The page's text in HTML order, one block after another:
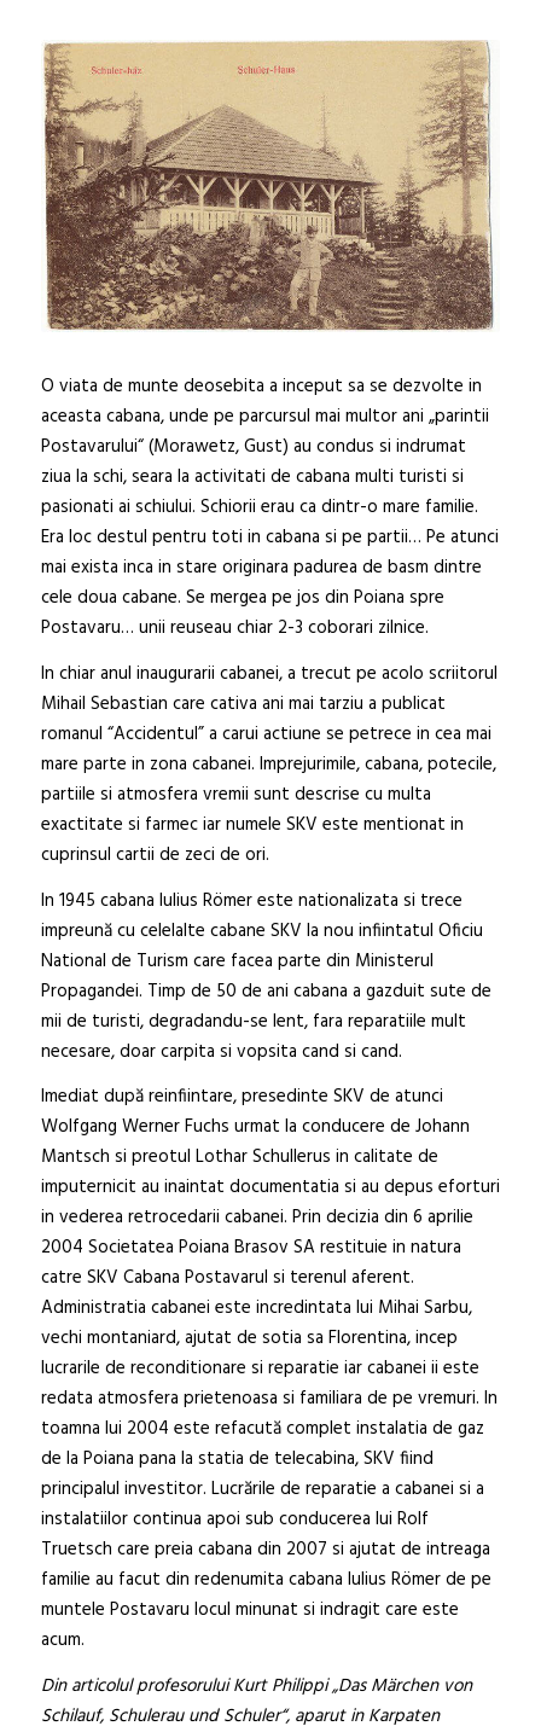
O viata de munte deosebita a inceput sa se dezvolte in
aceasta cabana, unde pe parcursul mai multor ani „parintii
Postavarului“ (Morawetz, Gust) au condus si indrumat
ziua la schi, seara la activitati de cabana multi turisti si
pasionati ai schiului. Schiorii erau ca dintr-o mare familie.
Era loc destul pentru toti in cabana si pe partii… Pe atunci
mai exista inca in stare originara padurea de basm dintre
cele doua cabane. Se mergea pe jos din Poiana spre
Postavaru… unii reuseau chiar 2-3 coborari zilnice.
In chiar anul inaugurarii cabanei, a trecut pe acolo scriitorul
Mihail Sebastian care cativa ani mai tarziu a publicat
romanul “Accidentul” a carui actiune se petrece in cea mai
mare parte in zona cabanei. Imprejurimile, cabana, potecile,
partiile si atmosfera vremii sunt descrise cu multa
exactitate si farmec iar numele SKV este mentionat in
cuprinsul cartii de zeci de ori.
In 1945 cabana Iulius Römer este nationalizata si trece
impreună cu celelalte cabane SKV la nou infiintatul Oficiu
National de Turism care facea parte din Ministerul
Propagandei. Timp de 50 de ani cabana a gazduit sute de
mii de turisti, degradandu-se lent, fara reparatiile mult
necesare, doar carpita si vopsita cand si cand.
Imediat după reinfiintare, presedinte SKV de atunci
Wolfgang Werner Fuchs urmat la conducere de Johann
Mantsch si preotul Lothar Schullerus in calitate de
imputernicit au inaintat documentatia si au depus eforturi
in vederea retrocedarii cabanei. Prin decizia din 6 aprilie
2004 Societatea Poiana Brasov SA restituie in natura
catre SKV Cabana Postavarul si terenul aferent.
Administratia cabanei este incredintata lui Mihai Sarbu,
vechi montaniard, ajutat de sotia sa Florentina, incep
lucrarile de reconditionare si reparatie iar cabanei ii este
redata atmosfera prietenoasa si familiara de pe vremuri. In
toamna lui 2004 este refacută complet instalatia de gaz
de la Poiana pana la statia de telecabina, SKV fiind
principalul investitor. Lucrările de reparatie a cabanei si a
instalatiilor continua apoi sub conducerea lui Rolf
Truetsch care preia cabana din 2007 si ajutat de intreaga
familie au facut din redenumita cabana Iulius Römer de pe
muntele Postavaru locul minunat si indragit care este
acum.
Din articolul profesorului Kurt Philippi „Das Märchen von
Schilauf, Schulerau und Schuler“, aparut in Karpaten